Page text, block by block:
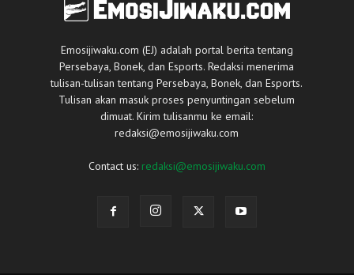
Emosijiwaku.com (EJ) adalah portal berita tentang
Persebaya, Bonek, dan Esports. Redaksi menerima
tulisan-tulisan tentang Persebaya, Bonek, dan Esports.
Tulisan akan masuk proses penyuntingan sebelum
dimuat. Kirim tulisanmu ke email:
redaksi@emosijiwaku.com
Contact us: redaksi@emosijiwaku.com